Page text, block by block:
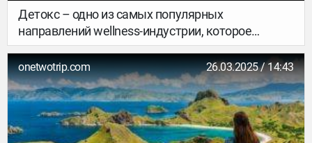
Детокс – одно из самых популярных
направлений wellness-индустрии, которое
окружено огромным количеством мифов. Одни
говорят, что детокс в нынешних реалиях (а они
включают в себя целый набор из плохой
экологии, продуктов и постоянного стресса)
необходим человеку, как генеральная уборка
квартире. А другие считают, что детокс – это
onetwotrip.com 26.03.2025 / 14:43